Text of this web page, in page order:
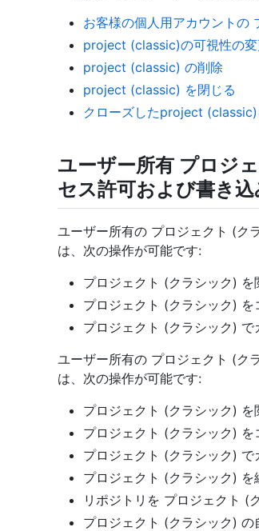
お客様の個人用アカウントの
project (classic)の可視性の変
project (classic) の削除
project (classic) を閉じる
クローズしたproject (classic)
ユーザー所有 プロジ
セス許可および書き
ユーザー所有の プロジェクト (ク
は、次の操作が可能です:
プロジェクト (クラシック) を
プロジェクト (クラシック) を
プロジェクト (クラシック) で
ユーザー所有の プロジェクト (ク
は、次の操作が可能です:
プロジェクト (クラシック) を
プロジェクト (クラシック) を
プロジェクト (クラシック) で
プロジェクト (クラシック) を
リポジトリを プロジェクト (
プロジェクト (クラシック) の